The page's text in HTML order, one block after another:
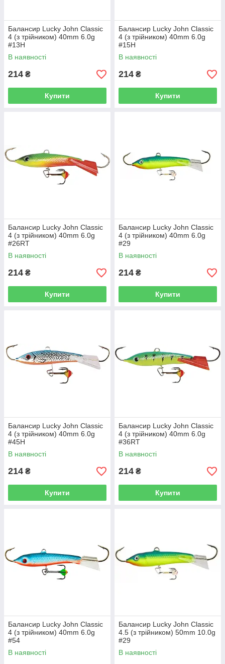
Балансир Lucky John Classic
4 (з трійником) 40mm 6.0g
#13H
В наявності
214 ₴
Купити
Балансир Lucky John Classic
4 (з трійником) 40mm 6.0g
#15H
В наявності
214 ₴
Купити
Балансир Lucky John Classic
4 (з трійником) 40mm 6.0g
#26RT
В наявності
214 ₴
Купити
Балансир Lucky John Classic
4 (з трійником) 40mm 6.0g
#29
В наявності
214 ₴
Купити
Балансир Lucky John Classic
4 (з трійником) 40mm 6.0g
#45H
В наявності
214 ₴
Купити
Балансир Lucky John Classic
4 (з трійником) 40mm 6.0g
#36RT
В наявності
214 ₴
Купити
Балансир Lucky John Classic
4 (з трійником) 40mm 6.0g
#54
В наявності
Балансир Lucky John Classic
4.5 (з трійником) 50mm 10.0g
#29
В наявності